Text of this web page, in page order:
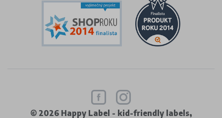
© 2026 Happy Label - kid-friendly labels,